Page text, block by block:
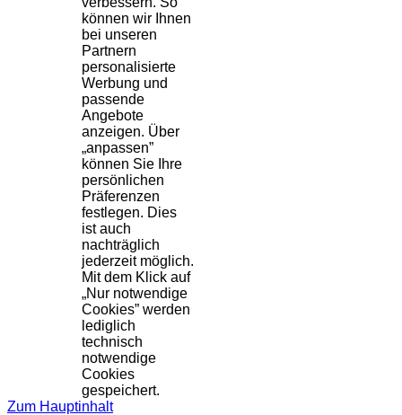
können wir Ihnen
bei unseren
Partnern
personalisierte
Werbung und
passende
Angebote
anzeigen. Über
„anpassen”
können Sie Ihre
persönlichen
Präferenzen
festlegen. Dies
ist auch
nachträglich
jederzeit möglich.
Mit dem Klick auf
„Nur notwendige
Cookies” werden
lediglich
technisch
notwendige
Cookies
gespeichert.
Zum Hauptinhalt